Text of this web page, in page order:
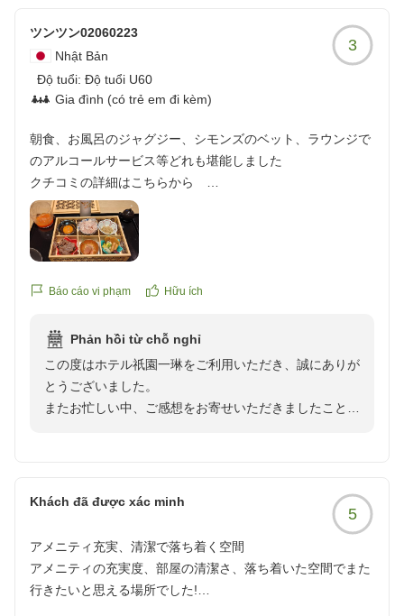
す。
当館の立地や和の趣を感じていただける客室の雰囲気を
お気に召していただき、光栄でございます。隠れ家のよ
うな佇まいや、祇園ならではの落ち着いた空間をお楽し
っております。
また、ロビーのパンやお部屋のお飲み物など、館内の無
料サービスにつきましてもご満足いただけたようで何よ
りでございます。ご滞在中のお時間をより快適にお過ご
しいただけるようご用意しておりますサービスを、お喜
びいただけたことは私どもにとって大きな励みとなりま
す。
清水寺をはじめとした京都観光にも便利な立地を活か
し、当館でのご滞在が素敵な旅の思い出の一部となりま
したことを大変嬉しく存じます。
頂戴したお言葉を励みに、今後も心地よい空間とサービ
お待ちしております。
ホテル祇園一琳
スタッフ一同
ツンツン02060223
Nhật Bản
Độ tuổi: Độ tuổi U60
Gia đình (có trẻ em đi kèm)
3
朝食、お風呂のジャグジー、シモンズのベット、ラウンジで
のアルコールサービス等どれも堪能しました
クチコミの詳細はこちらから
https://review.travel.rakuten.co.jp/hotel/voice/168331?
reviewId=33123477955781
Báo cáo vi phạm Hữu ích
Phản hồi từ chỗ nghỉ
この度はホテル祇園一琳をご利用いただき、誠にありが
とうございました。
またお忙しい中、ご感想をお寄せいただきましたこと、
ンジでのアルコールサービスなど、館内のさまざまな設
備やサービスをご堪能いただけたご様子を拝読し、大変
嬉しく存じます。
快適にお過ごしいただけたとのこと、何よりでございま
Khách đã được xác minh
5
アメニティ充実、清潔で落ち着く空間
アメニティの充実度、部屋の清潔さ、落ち着いた空間でまた
行きたいと思える場所でした!